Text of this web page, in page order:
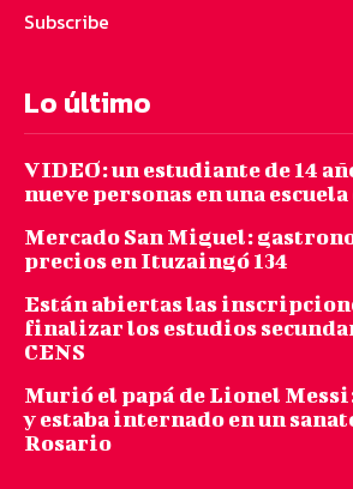
Subscribe
Lo último
VIDEO: un estudiante de 14
nueve personas en una
Mercado San Miguel:
precios en Ituzaingó 134
Están abiertas las
finalizar los estudios
CENS
Murió el papá de Lionel
y estaba internado en un
Rosario